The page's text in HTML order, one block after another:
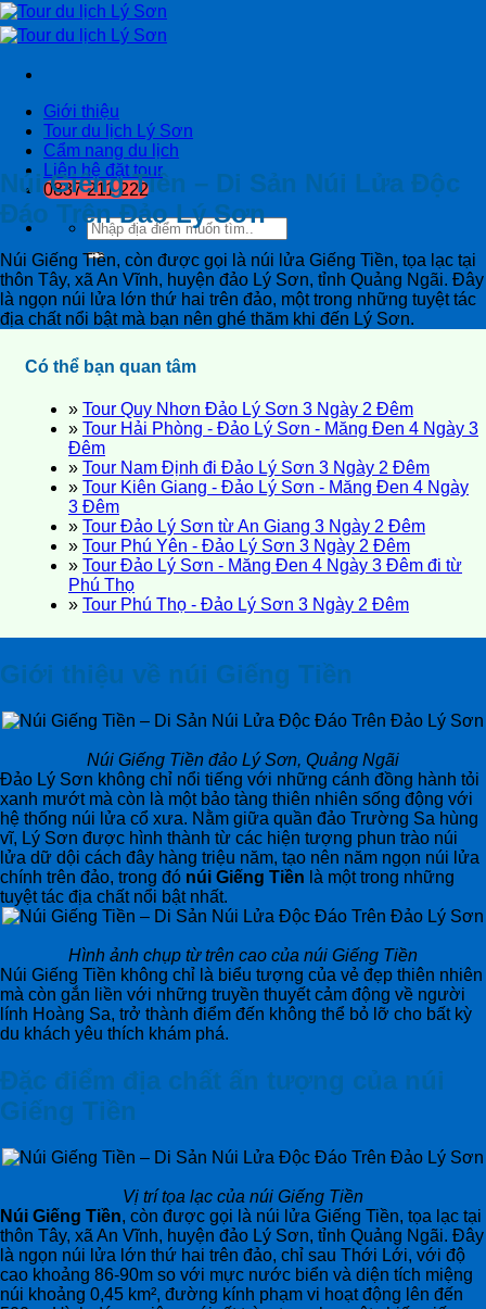
Giới thiệu
Tour du lịch Lý Sơn
Cẩm nang du lịch
Liên hệ đặt tour
0837 211 222
Tìm
kiếm:
Núi Giếng Tiền – Di Sản Núi Lửa Độc
Đáo Trên Đảo Lý Sơn
Núi Giếng Tiền, còn được gọi là núi lửa Giếng Tiền, tọa lạc tại
thôn Tây, xã An Vĩnh, huyện đảo Lý Sơn, tỉnh Quảng Ngãi. Đây
là ngọn núi lửa lớn thứ hai trên đảo, một trong những tuyệt tác
địa chất nổi bật mà bạn nên ghé thăm khi đến Lý Sơn.
Có thể bạn quan tâm
» Tour Quy Nhơn Đảo Lý Sơn 3 Ngày 2 Đêm
» Tour Hải Phòng - Đảo Lý Sơn - Măng Đen 4 Ngày 3
Đêm
» Tour Nam Định đi Đảo Lý Sơn 3 Ngày 2 Đêm
» Tour Kiên Giang - Đảo Lý Sơn - Măng Đen 4 Ngày
3 Đêm
» Tour Đảo Lý Sơn từ An Giang 3 Ngày 2 Đêm
» Tour Phú Yên - Đảo Lý Sơn 3 Ngày 2 Đêm
» Tour Đảo Lý Sơn - Măng Đen 4 Ngày 3 Đêm đi từ
Phú Thọ
» Tour Phú Thọ - Đảo Lý Sơn 3 Ngày 2 Đêm
Giới thiệu về núi Giếng Tiền
Núi Giếng Tiền đảo Lý Sơn, Quảng Ngãi
Đảo Lý Sơn không chỉ nổi tiếng với những cánh đồng hành tỏi
xanh mướt mà còn là một bảo tàng thiên nhiên sống động với
hệ thống núi lửa cổ xưa. Nằm giữa quần đảo Trường Sa hùng
vĩ, Lý Sơn được hình thành từ các hiện tượng phun trào núi
lửa dữ dội cách đây hàng triệu năm, tạo nên năm ngọn núi lửa
chính trên đảo, trong đó núi Giếng Tiền là một trong những
tuyệt tác địa chất nổi bật nhất.
Hình ảnh chụp từ trên cao của núi Giếng Tiền
Núi Giếng Tiền không chỉ là biểu tượng của vẻ đẹp thiên nhiên
mà còn gắn liền với những truyền thuyết cảm động về người
lính Hoàng Sa, trở thành điểm đến không thể bỏ lỡ cho bất kỳ
du khách yêu thích khám phá.
Đặc điểm địa chất ấn tượng của núi
Giếng Tiền
Vị trí tọa lạc của núi Giếng Tiền
Núi Giếng Tiền, còn được gọi là núi lửa Giếng Tiền, tọa lạc tại
thôn Tây, xã An Vĩnh, huyện đảo Lý Sơn, tỉnh Quảng Ngãi. Đây
là ngọn núi lửa lớn thứ hai trên đảo, chỉ sau Thới Lới, với độ
cao khoảng 86-90m so với mực nước biển và diện tích miệng
núi khoảng 0,45 km², đường kính phạm vi hoạt động lên đến